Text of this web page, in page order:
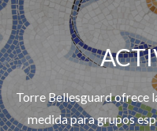
Torre Bellesguard ofrece
medida para grupos